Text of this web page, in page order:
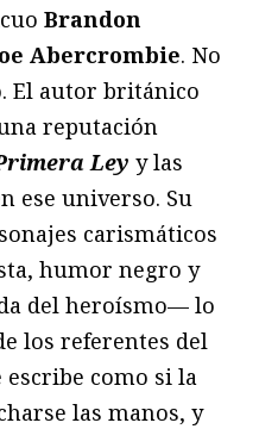
Brandon
Abercrombie. No
El autor británico
reputación
Ley y las
ese universo. Su
carismáticos
humor negro y
del heroísmo— lo
los referentes del
como si la
las manos, y